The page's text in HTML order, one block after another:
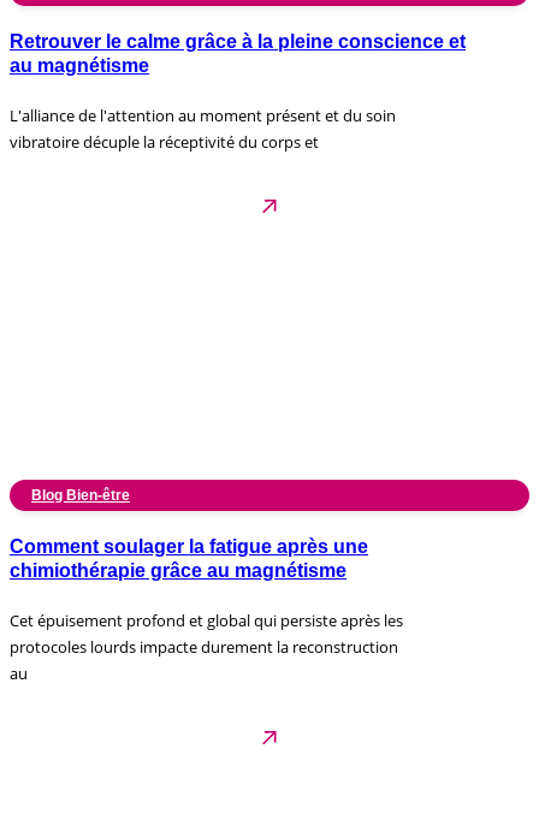
Retrouver le calme grâce à la pleine conscience et
au magnétisme
L'alliance de l'attention au moment présent et du soin
vibratoire décuple la réceptivité du corps et
Blog Bien-être
Comment soulager la fatigue après une
chimiothérapie grâce au magnétisme
Cet épuisement profond et global qui persiste après les
protocoles lourds impacte durement la reconstruction
au